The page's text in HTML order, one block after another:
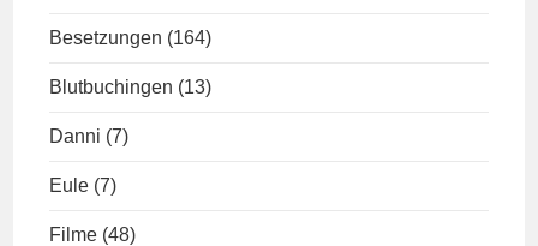
Besetzungen (164)
Blutbuchingen (13)
Danni (7)
Eule (7)
Filme (48)